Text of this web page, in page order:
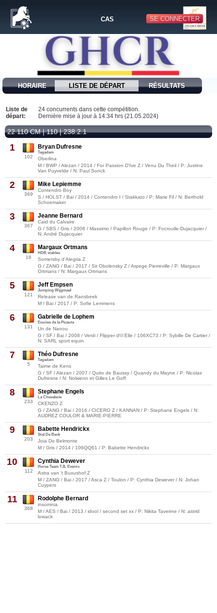
SE CONNECTER
CAS
HORAIRE LISTE DE DÉPART RÉSULTATS
Liste de
départ:
24 concurrents dans cette compétition.
Dernière mise à jour à 14:34 hrs (21.05.2024)
22 110 CM | 110 | 238.2.1
1
102
Bryan Dufresne
Tagadam
Oberlina
M / BWP / Alezan / 2014 / For Passion D'Ive Z / Venu Du Theil / P: Justine
Van Puyvelde / N: Paul Sonck
2
369
Mike Lepiemme
Contendro Boy
S / HOLST / Bai / 2014 / Contendro I / Stakkato / P: Marie Fil / N: Berthold
Schoemaker
3
367
Jeanne Bernard
Caid du Calvaire
G / SBS / Gris / 2008 / Massimo / Papillon Rouge / P: Focroulle-Dujacquier /
N: André Dujacquier
4
16
Margaux Ortmans
HDB stables
Somersby d'Alegria Z
G / ZANG / Bai / 2017 / Sir Obolensky Z / Arpege Pierreville / P: Margaux
Ortmans / N: Margaux Ortmans
5
121
Jeff Empsen
Jumping Wijgmaal
Release van de Ransbeek
M / Bai / 2017 / P: Sofie Lemmens
6
131
Gabrielle de Lophem
Ecuries de la Picaute
Un de Nanou
G / SF / Bai / 2008 / Verdi / Flipper d\\\'Elle / 106XC73 / P: Sybille De Cartier /
N: SARL sport equin
7
5
Théo Dufresne
Tagadam
Taime de Kens
G / SF / Alezan / 2007 / Quito de Baussy / Quandy du Mayne / P: Nicolas
Dufresne / N: Nolwenn et Gilles Le Goff
8
233
Stephane Engels
La Chevalerie
CKENZO Z
G / ZANG / Bai / 2016 / CICERO Z / KANNAN / P: Stephane Engels / N:
AUDREZ COULOR & MARIE-PIERRE
9
203
Babette Hendrickx
Stal De Beck
Joia Do Belmonte
M / Gris / 2014 / 106QQ61 / P: Babette Hendrickx
10
112
Cynthia Dewever
Horse Team TJL Events
Astra van 't Buxushof Z
M / ZANG / Bai / 2017 / Asca Z / Toulon / P: Cynthia Dewever / N: Johan
Cuypers
11
368
Rodolphe Bernard
insomnia
M / AES / Bai / 2013 / idool / second set xx / P: Nikita Taveirne / N: astrid
lowack